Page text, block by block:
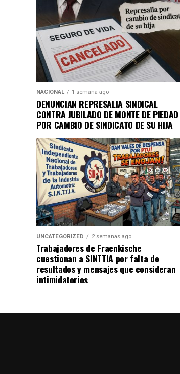
NACIONAL 1 semana ago
DENUNCIAN REPRESALIA SINDICAL
CONTRA JUBILADO DE MONTE DE PIEDAD
POR CAMBIO DE SINDICATO DE SU HIJA
UNCATEGORIZED 2 semanas ago
Trabajadores de Fraenkische
cuestionan a SINTTIA por falta de
resultados y mensajes que consideran
intimidatorios